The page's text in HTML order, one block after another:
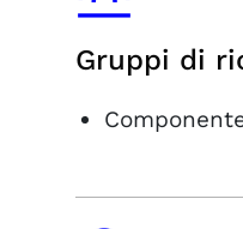
Gruppi di